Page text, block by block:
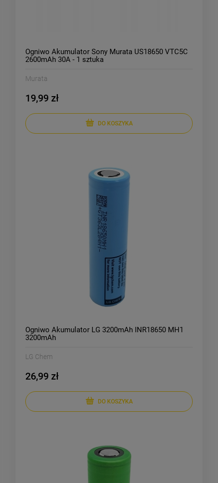
Ogniwo Akumulator Sony Murata US18650 VTC5C
2600mAh 30A - 1 sztuka
Murata
19,99 zł
DO KOSZYKA
Ogniwo Akumulator LG 3200mAh INR18650 MH1
3200mAh
LG Chem
26,99 zł
DO KOSZYKA